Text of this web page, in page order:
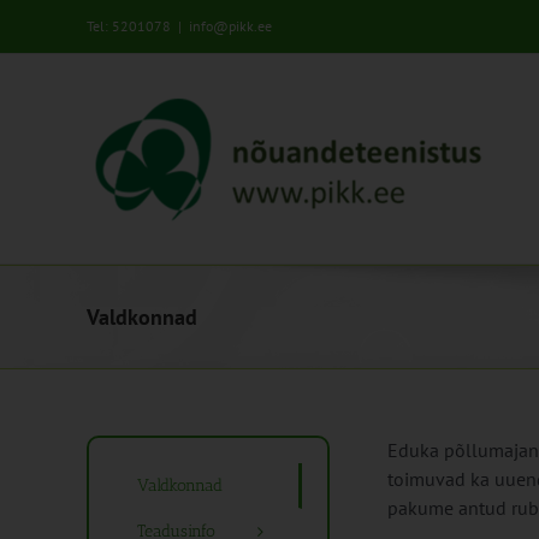
Tel: 5201078 | info@pikk.ee
Valdkonnad
Valdkonnad
Teadusinfo
Eduka
toimuvad ka
pakume antud